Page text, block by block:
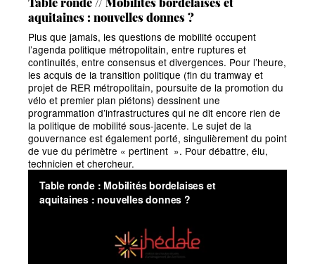
aquitaines : nouvelles donnes?
Plus que jamais, les questions de mobilité occupent
l’agenda politique métropolitain, entre ruptures et
continuités, entre consensus et divergences. Pour l’heure,
les acquis de la transition politique (fin du tramway et
projet de RER métropolitain, poursuite de la promotion du
vélo et premier plan piétons) dessinent une
programmation d’infrastructures qui ne dit encore rien de
la politique de mobilité sous-jacente. Le sujet de la
gouvernance est également porté, singulièrement du point
de vue du périmètre « pertinent ». Pour débattre, élu,
technicien et chercheur.